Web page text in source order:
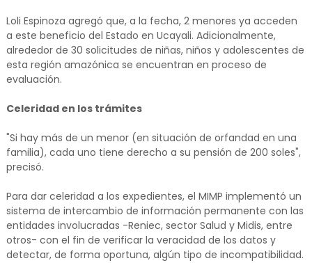
Loli Espinoza agregó que, a la fecha, 2 menores ya acceden
a este beneficio del Estado en Ucayali. Adicionalmente,
alrededor de 30 solicitudes de niñas, niños y adolescentes de
esta región amazónica se encuentran en proceso de
evaluación.
Celeridad en los trámites
"Si hay más de un menor (en situación de orfandad en una
familia), cada uno tiene derecho a su pensión de 200 soles",
precisó.
Para dar celeridad a los expedientes, el MIMP implementó un
sistema de intercambio de información permanente con las
entidades involucradas -Reniec, sector Salud y Midis, entre
otros- con el fin de verificar la veracidad de los datos y
detectar, de forma oportuna, algún tipo de incompatibilidad.